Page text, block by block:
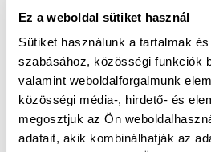
Ez a weboldal sütiket használ
Sütiket használunk a tartalmak
szabásához, közösségi funkciók
valamint weboldalforgalmunk
közösségi média-, hirdető- és
megosztjuk az Ön
adatait, akik kombinálhatják az
nebo zpracovatelem jednajícím
pokyn, informuje správce,
dotčené opravou osobních
opravených osobních údajích.
Za účelemuplatnění svého
omezí správce zpracování na
zpracování, pokud subjekt údajů
správnost nebo úplnost osobních
správcem nebo zpracovatelem